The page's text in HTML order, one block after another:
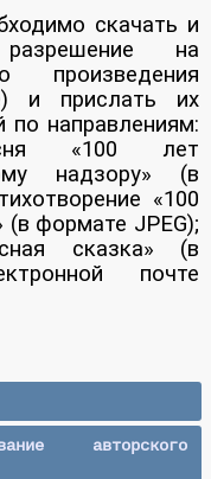
скачать и
на
произведения
и прислать их
по направлениям:
«100 лет
надзору» (в
«100
(в формате JPEG);
сказка» (в
почте
авторского